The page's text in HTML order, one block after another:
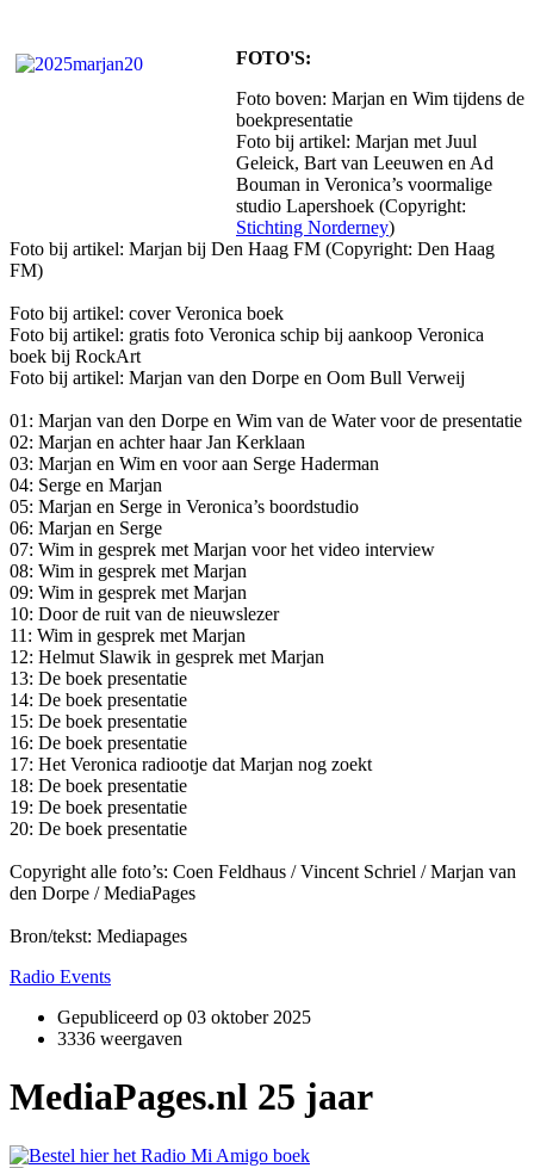
FOTO'S:
Foto boven: Marjan en Wim tijdens de
boekpresentatie
Foto bij artikel: Marjan met Juul
Geleick, Bart van Leeuwen en Ad
Bouman in Veronica’s voormalige
studio Lapershoek (Copyright:
Stichting Norderney)
Foto bij artikel: Marjan bij Den Haag FM (Copyright: Den Haag
FM)
Foto bij artikel: cover Veronica boek
Foto bij artikel: gratis foto Veronica schip bij aankoop Veronica
boek bij RockArt
Foto bij artikel: Marjan van den Dorpe en Oom Bull Verweij
01: Marjan van den Dorpe en Wim van de Water voor de presentatie
02: Marjan en achter haar Jan Kerklaan
03: Marjan en Wim en voor aan Serge Haderman
04: Serge en Marjan
05: Marjan en Serge in Veronica’s boordstudio
06: Marjan en Serge
07: Wim in gesprek met Marjan voor het video interview
08: Wim in gesprek met Marjan
09: Wim in gesprek met Marjan
10: Door de ruit van de nieuwslezer
11: Wim in gesprek met Marjan
12: Helmut Slawik in gesprek met Marjan
13: De boek presentatie
14: De boek presentatie
15: De boek presentatie
16: De boek presentatie
17: Het Veronica radiootje dat Marjan nog zoekt
18: De boek presentatie
19: De boek presentatie
20: De boek presentatie
Copyright alle foto’s: Coen Feldhaus / Vincent Schriel / Marjan van
den Dorpe / MediaPages
Bron/tekst: Mediapages
Radio Events
Gepubliceerd op 03 oktober 2025
3336 weergaven
MediaPages.nl 25 jaar